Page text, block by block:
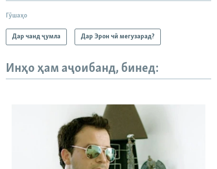
Гӯшаҳо
Дар чанд ҷумла Дар Эрон чӣ мегузарад?
Инҳо ҳам аҷоибанд, бинед: